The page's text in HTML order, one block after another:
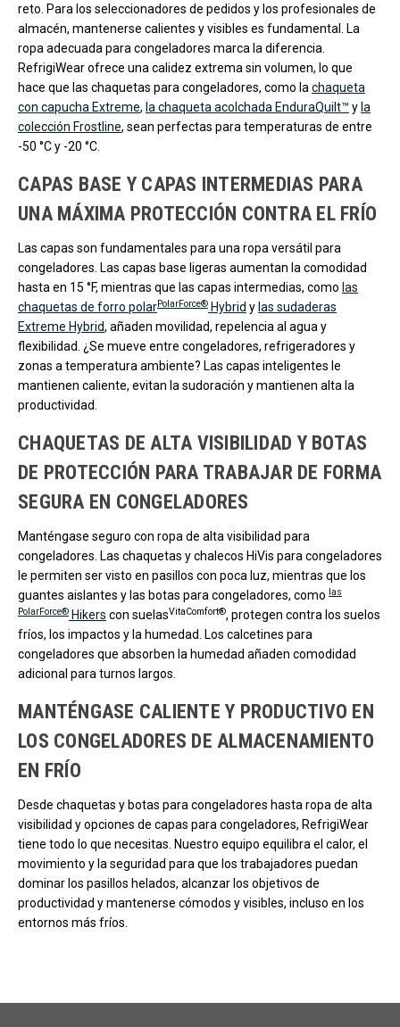
reto. Para los seleccionadores de pedidos y los profesionales de
almacén, mantenerse calientes y visibles es fundamental. La
ropa adecuada para congeladores marca la diferencia.
RefrigiWear ofrece una calidez extrema sin volumen, lo que
hace que las chaquetas para congeladores, como la chaqueta
con capucha Extreme, la chaqueta acolchada EnduraQuilt™ y la
colección Frostline, sean perfectas para temperaturas de entre
-50 °C y -20 °C.
CAPAS BASE Y CAPAS INTERMEDIAS PARA
UNA MÁXIMA PROTECCIÓN CONTRA EL FRÍO
Las capas son fundamentales para una ropa versátil para
congeladores. Las capas base ligeras aumentan la comodidad
hasta en 15 °F, mientras que las capas intermedias, como las
chaquetas de forro polarPolarForce® Hybrid y las sudaderas
Extreme Hybrid, añaden movilidad, repelencia al agua y
flexibilidad. ¿Se mueve entre congeladores, refrigeradores y
zonas a temperatura ambiente? Las capas inteligentes le
mantienen caliente, evitan la sudoración y mantienen alta la
productividad.
CHAQUETAS DE ALTA VISIBILIDAD Y BOTAS
DE PROTECCIÓN PARA TRABAJAR DE FORMA
SEGURA EN CONGELADORES
Manténgase seguro con ropa de alta visibilidad para
congeladores. Las chaquetas y chalecos HiVis para congeladores
le permiten ser visto en pasillos con poca luz, mientras que los
guantes aislantes y las botas para congeladores, como las
PolarForce® Hikers con suelasVitaComfort®, protegen contra los suelos
fríos, los impactos y la humedad. Los calcetines para
congeladores que absorben la humedad añaden comodidad
adicional para turnos largos.
MANTÉNGASE CALIENTE Y PRODUCTIVO EN
LOS CONGELADORES DE ALMACENAMIENTO
EN FRÍO
Desde chaquetas y botas para congeladores hasta ropa de alta
visibilidad y opciones de capas para congeladores, RefrigiWear
tiene todo lo que necesitas. Nuestro equipo equilibra el calor, el
movimiento y la seguridad para que los trabajadores puedan
dominar los pasillos helados, alcanzar los objetivos de
productividad y mantenerse cómodos y visibles, incluso en los
entornos más fríos.